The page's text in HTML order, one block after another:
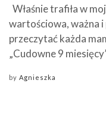
Właśnie trafiła w
wartościowa, ważna
przeczytać każda
„Cudowne 9
by Agnieszka